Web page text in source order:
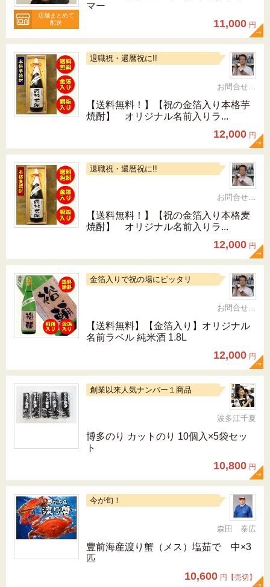
店舗まとめて
配送
マー
11,000 円
退職祝・還暦祝に!!
お問合せ 092-321-1597
【送料無料！】【祝の金箔入り本格芋
焼酎】 オリジナル名前入りラ...
12,000 円
退職祝・還暦祝に!!
お問合せ 092-321-1597
【送料無料！】【祝の金箔入り本格麦
焼酎】 オリジナル名前入りラ...
12,000 円
金箔入りで祝の場にピッタリ
お問合せ 092-321-1597
【送料無料】【金箔入り】オリジナル
名前ラベル 純米酒 1.8L
12,000 円
創業以来人気ナンバー１商品
波多江千夏
博多のり カットのり 10個入×5袋セッ
ト
10,800 円
今が旬！
森田 泰広
豊前海産渡り蟹（メス）塩茹で 中×3
匹
10,600 円【売切】